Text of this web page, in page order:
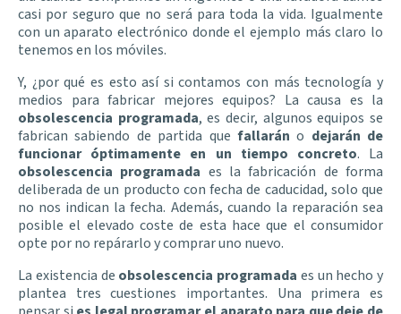
casi por seguro que no será para toda la vida. Igualmente
con un aparato electrónico donde el ejemplo más claro lo
tenemos en los móviles.
Y, ¿por qué es esto así si contamos con más tecnología y
medios para fabricar mejores equipos? La causa es la
obsolescencia programada, es decir, algunos equipos se
fabrican sabiendo de partida que fallarán o dejarán de
funcionar óptimamente en un tiempo concreto. La
obsolescencia programada es la fabricación de forma
deliberada de un producto con fecha de caducidad, solo que
no nos indican la fecha. Además, cuando la reparación sea
posible el elevado coste de esta hace que el consumidor
opte por no repárarlo y comprar uno nuevo.
La existencia de obsolescencia programada es un hecho y
plantea tres cuestiones importantes. Una primera es